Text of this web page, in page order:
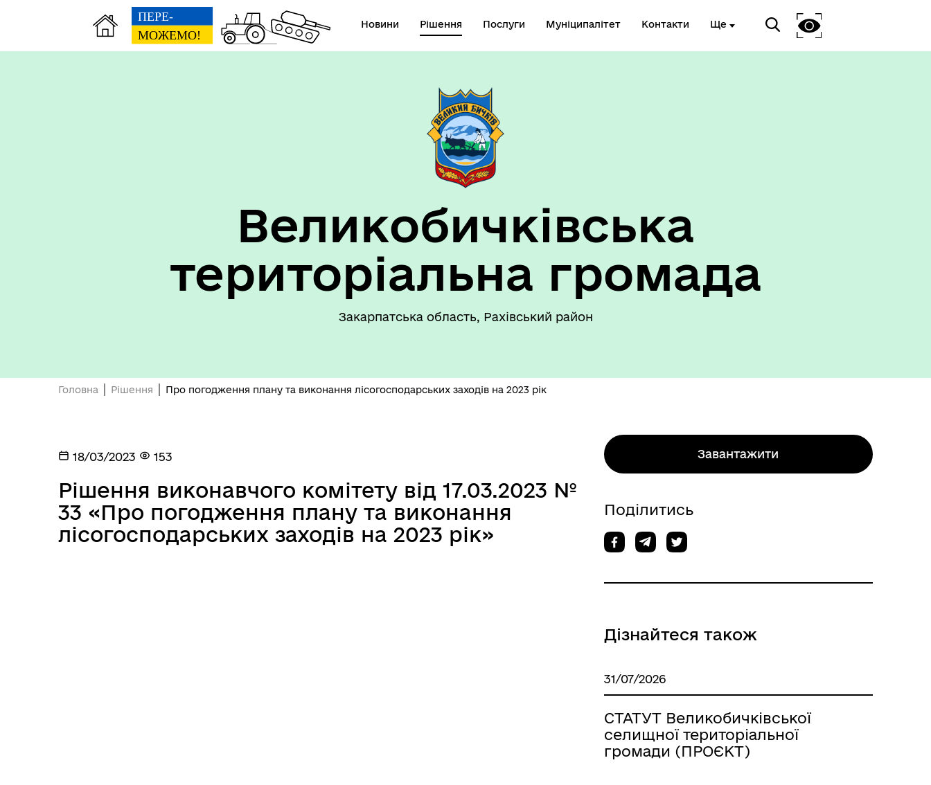
Новини Рішення Послуги Муніципалітет Контакти Ще
Герої не вмирають
установ Великобичківської ТГ
Великобичківська
територіальна громада
Закарпатська область, Рахівський район
Головна Рішення Про погодження плану та виконання лісогосподарських заходів на 2023 рік
18/03/2023 153
Рішення виконавчого комітету від 17.03.2023 №
33 «Про погодження плану та виконання
лісогосподарських заходів на 2023 рік»
Завантажити
Поділитись
Дізнайтеся також
31/07/2026
СТАТУТ Великобичківської
селищної територіальної
громади (ПРОЄКТ)